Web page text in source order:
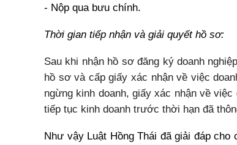
- Nộp qua bưu chính.
Thời gian tiếp nhận và giải quyết hồ sơ:
Sau khi nhận hồ sơ đăng ký doanh
hồ sơ và cấp giấy xác nhận về việc
ngừng kinh doanh, giấy xác nhận về
tiếp tục kinh doanh trước thời hạn đã
Như vậy Luật Hồng Thái đã giải đáp cho